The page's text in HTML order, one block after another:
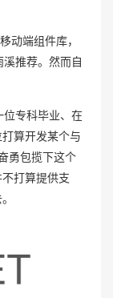
动端组件库，
推荐。然而自
位专科毕业、在
算开发某个与
勇包揽下这个
打算提供支